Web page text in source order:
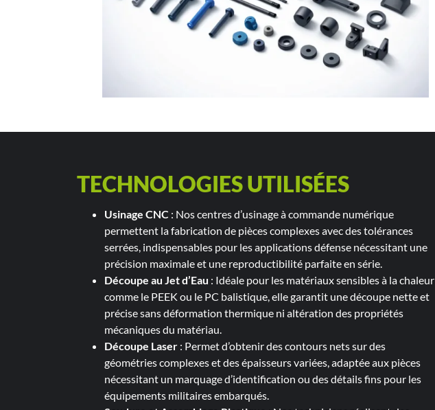
TECHNOLOGIES UTILISÉES
Usinage CNC : Nos centres d’usinage à commande numérique
permettent la fabrication de pièces complexes avec des tolérances
serrées, indispensables pour les applications défense nécessitant une
précision maximale et une reproductibilité parfaite en série.
Découpe au Jet d’Eau : Idéale pour les matériaux sensibles à la chaleur
comme le PEEK ou le PC balistique, elle garantit une découpe nette et
précise sans déformation thermique ni altération des propriétés
mécaniques du matériau.
Découpe Laser : Permet d’obtenir des contours nets sur des
géométries complexes et des épaisseurs variées, adaptée aux pièces
nécessitant un marquage d’identification ou des détails fins pour les
équipements militaires embarqués.